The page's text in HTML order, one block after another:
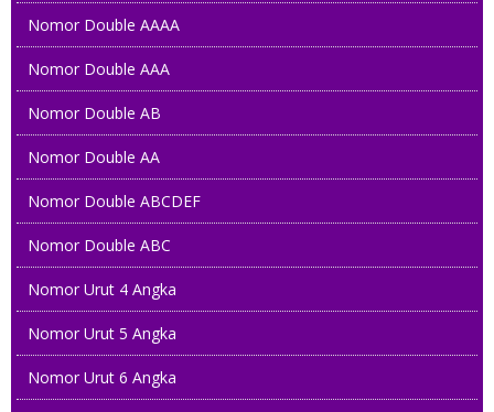
Nomor Double AAAA
Nomor Double AAA
Nomor Double AB
Nomor Double AA
Nomor Double ABCDEF
Nomor Double ABC
Nomor Urut 4 Angka
Nomor Urut 5 Angka
Nomor Urut 6 Angka